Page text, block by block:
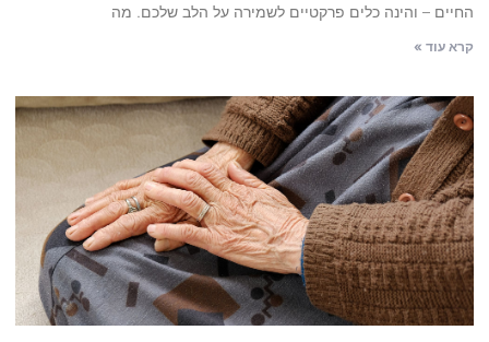
החיים – והינה כלים פרקטיים לשמירה על הלב שלכם. מה
קרא עוד »